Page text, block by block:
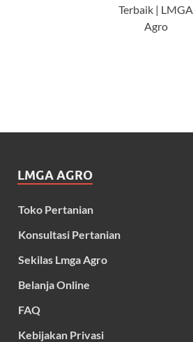
Terbaik | LMGA
Agro
LMGA AGRO
Toko Pertanian
Konsultasi Pertanian
Sekilas Lmga Agro
Belanja Online
FAQ
Kebijakan Privasi